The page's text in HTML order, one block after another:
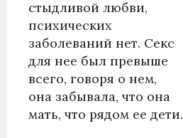
стыдливой любви,
психических
заболеваний нет. Секс
для нее был превыше
всего, говоря о нем,
она забывала, что она
мать, что рядом ее дети.